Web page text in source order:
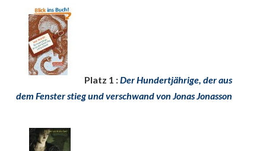
Platz 1 :Der Hundertjährige, der aus
dem Fenster stieg und verschwand von Jonas Jonasson